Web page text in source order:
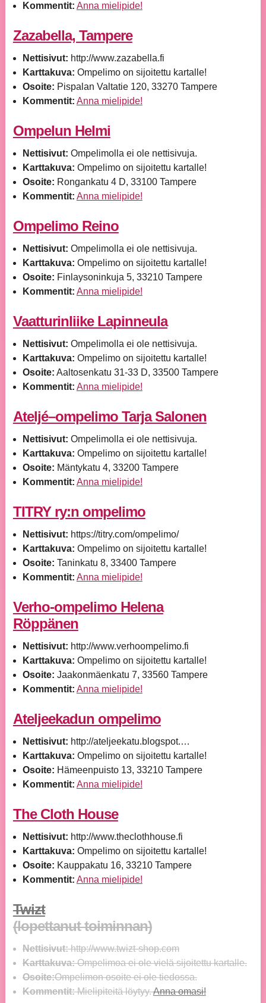
Kommentit: Anna mielipide!
Zazabella, Tampere
Nettisivut: http://www.zazabella.fi
Karttakuva: Ompelimo on sijoitettu kartalle!
Osoite: Pispalan Valtatie 120, 33270 Tampere
Kommentit: Anna mielipide!
Ompelun Helmi
Nettisivut: Ompelimolla ei ole nettisivuja.
Karttakuva: Ompelimo on sijoitettu kartalle!
Osoite: Rongankatu 4 D, 33100 Tampere
Kommentit: Anna mielipide!
Ompelimo Reino
Nettisivut: Ompelimolla ei ole nettisivuja.
Karttakuva: Ompelimo on sijoitettu kartalle!
Osoite: Finlaysoninkuja 5, 33210 Tampere
Kommentit: Anna mielipide!
Vaatturinliike Lapinneula
Nettisivut: Ompelimolla ei ole nettisivuja.
Karttakuva: Ompelimo on sijoitettu kartalle!
Osoite: Aaltosenkatu 31-33 D, 33500 Tampere
Kommentit: Anna mielipide!
Ateljé–ompelimo Tarja Salonen
Nettisivut: Ompelimolla ei ole nettisivuja.
Karttakuva: Ompelimo on sijoitettu kartalle!
Osoite: Mäntykatu 4, 33200 Tampere
Kommentit: Anna mielipide!
TITRY ry:n ompelimo
Nettisivut: https://titry.com/ompelimo/
Karttakuva: Ompelimo on sijoitettu kartalle!
Osoite: Taninkatu 8, 33400 Tampere
Kommentit: Anna mielipide!
Verho-ompelimo Helena
Röppänen
Nettisivut: http://www.verhoompelimo.fi
Karttakuva: Ompelimo on sijoitettu kartalle!
Osoite: Jaakonmäenkatu 7, 33560 Tampere
Kommentit: Anna mielipide!
Ateljeekadun ompelimo
Nettisivut: http://ateljeekatu.blogspot.…
Karttakuva: Ompelimo on sijoitettu kartalle!
Osoite: Hämeenpuisto 13, 33210 Tampere
Kommentit: Anna mielipide!
The Cloth House
Nettisivut: http://www.theclothhouse.fi
Karttakuva: Ompelimo on sijoitettu kartalle!
Osoite: Kauppakatu 16, 33210 Tampere
Kommentit: Anna mielipide!
Twizt
(lopettanut toiminnan)
Nettisivut:http://www.twizt-shop.com
Karttakuva:Ompelimoa ei ole vielä sijoitettu kartalle.
Osoite:Ompelimon osoite ei ole tiedossa.
Kommentit:Mielipiteitä löytyy.Anna omasi!